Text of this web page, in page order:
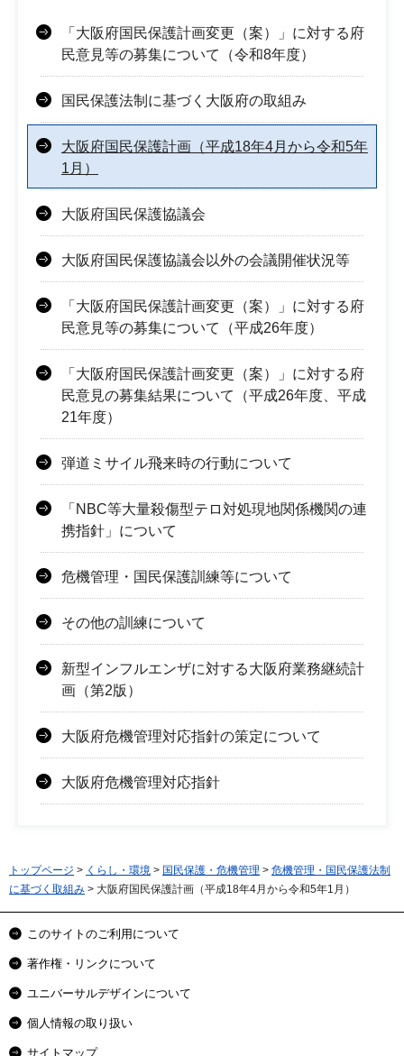
「大阪府国民保護計画変更（案）」に対する府
民意見等の募集について（令和8年度）
国民保護法制に基づく大阪府の取組み
大阪府国民保護計画（平成18年4月から令和5年
1月）
大阪府国民保護協議会
大阪府国民保護協議会以外の会議開催状況等
「大阪府国民保護計画変更（案）」に対する府
民意見等の募集について（平成26年度）
「大阪府国民保護計画変更（案）」に対する府
民意見の募集結果について（平成26年度、平成
21年度）
弾道ミサイル飛来時の行動について
「NBC等大量殺傷型テロ対処現地関係機関の連
携指針」について
危機管理・国民保護訓練等について
その他の訓練について
新型インフルエンザに対する大阪府業務継続計
画（第2版）
大阪府危機管理対応指針の策定について
大阪府危機管理対応指針
トップページ > くらし・環境 > 国民保護・危機管理 > 危機管理・国民保護法制
に基づく取組み > 大阪府国民保護計画（平成18年4月から令和5年1月）
このサイトのご利用について
著作権・リンクについて
ユニバーサルデザインについて
個人情報の取り扱い
サイトマップ